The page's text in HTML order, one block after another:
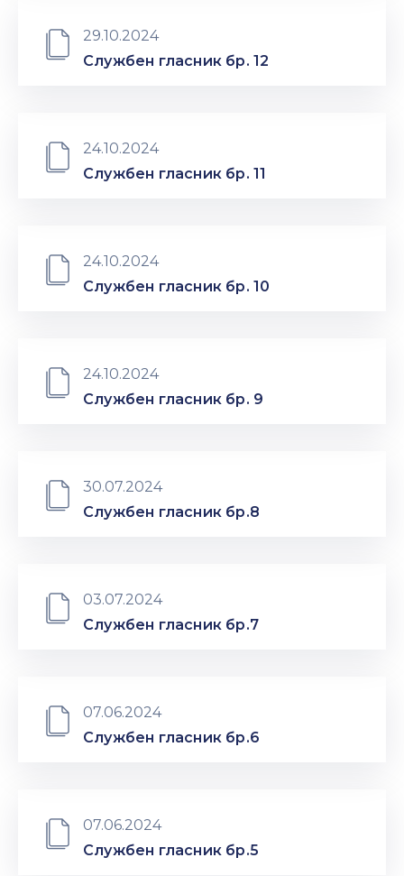
29.10.2024
Службен гласник бр. 12
24.10.2024
Службен гласник бр. 11
24.10.2024
Службен гласник бр. 10
24.10.2024
Службен гласник бр. 9
30.07.2024
Службен гласник бр.8
03.07.2024
Службен гласник бр.7
07.06.2024
Службен гласник бр.6
07.06.2024
Службен гласник бр.5